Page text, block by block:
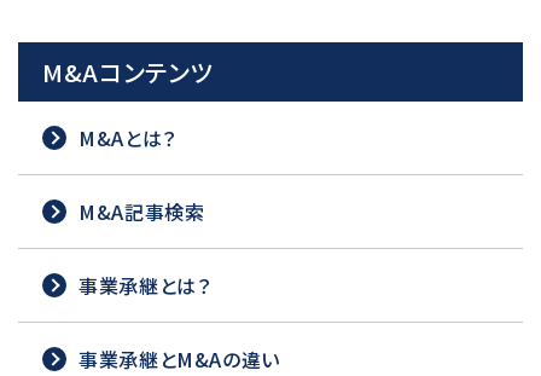
M&Aコンテンツ
M&Aとは？
M&A記事検索
事業承継とは？
事業承継とM&Aの違い